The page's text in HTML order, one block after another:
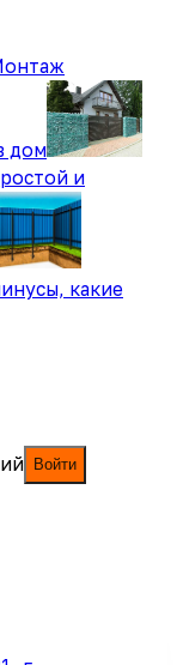
дом
и
какие
Войти